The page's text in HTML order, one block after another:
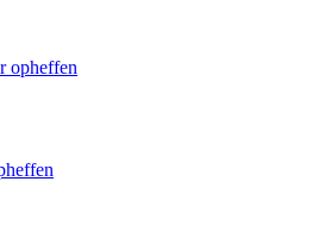
opheffen